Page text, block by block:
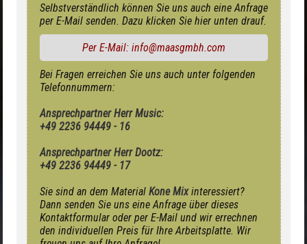
Selbstverständlich können Sie uns auch eine Anfrage
per E-Mail senden. Dazu klicken Sie hier unten drauf.
Per E-Mail: info@maasgmbh.com
Bei Fragen erreichen Sie uns auch unter folgenden
Telefonnummern:
Ansprechpartner Herr Music:
+49 2236 94449 - 16
Ansprechpartner Herr Dootz:
+49 2236 94449 - 17
Sie sind an dem Material Kone Mixinteressiert?
Dann senden Sie uns eine Anfrage über dieses
Kontaktformular oder per E-Mail und wir errechnen
den individuellen Preis für Ihre Arbeitsplatte. Wir